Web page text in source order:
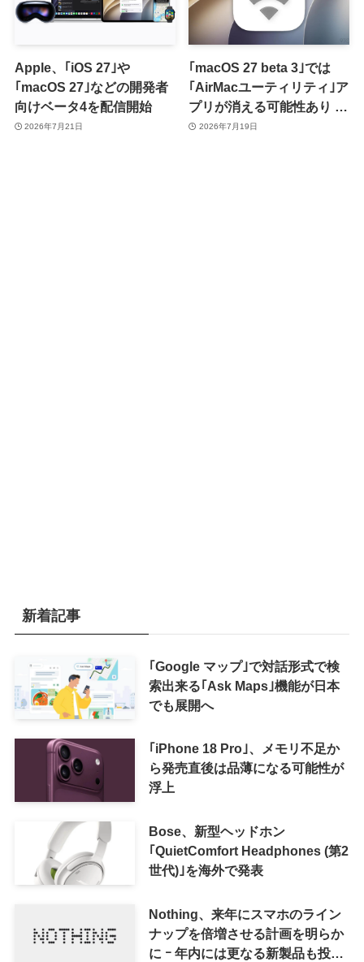
Apple、｢iOS 27｣や
｢macOS 27｣などの開発者
向けベータ4を配信開始
2026年7月21日
｢macOS 27 beta 3｣では
｢AirMacユーティリティ｣ア
プリが消える可能性あり ｰ
同アプリを使用中のユーザ
2026年7月19日
新着記事
｢Google マップ｣で対話形式で検
索出来る｢Ask Maps｣機能が日本
でも展開へ
｢iPhone 18 Pro｣、メモリ不足か
ら発売直後は品薄になる可能性が
浮上
Bose、新型ヘッドホン
｢QuietComfort Headphones (第2
世代)｣を海外で発表
Nothing、来年にスマホのライン
ナップを倍増させる計画を明らか
に ｰ 年内には更なる新製品も投入